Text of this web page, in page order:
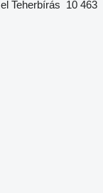
Teherbírás 10 463